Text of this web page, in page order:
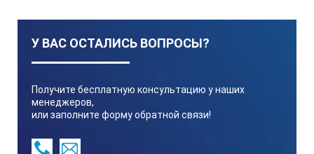
У ВАС ОСТАЛИСЬ ВОПРОСЫ?
Получите бесплатную консультацию у наших
менеджеров,
или заполните форму обратной связи!